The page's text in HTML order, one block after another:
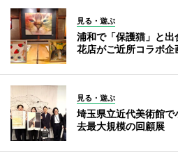
見る・遊ぶ
浦和で「保護猫」と
花店がご近所コラボ企
見る・遊ぶ
埼玉県立近代美術館
去最大規模の回顧展